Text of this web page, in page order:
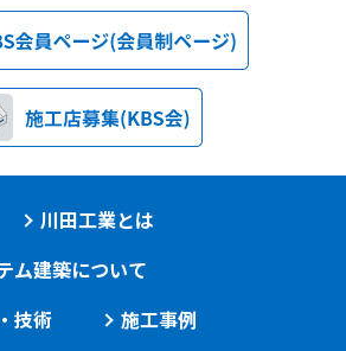
川田工業とは
ム建築について
技術
施工事例